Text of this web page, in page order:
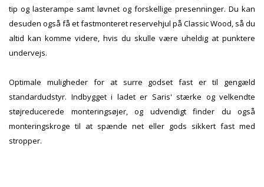
tip og lasterampe samt løvnet og forskellige presenninger. Du kan
desuden også få et fastmonteret reservehjul på Classic Wood, så du
altid kan komme videre, hvis du skulle være uheldig at punktere
undervejs.
Optimale muligheder for at surre godset fast er til gengæld
standardudstyr. Indbygget i ladet er Saris' stærke og velkendte
støjreducerede monteringsøjer, og udvendigt finder du også
monteringskroge til at spænde net eller gods sikkert fast med
stropper.